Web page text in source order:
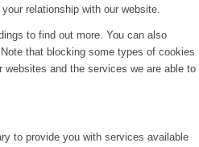
relationship with our website.
to find out more. You can also
that blocking some types of cookies
websites and the services we are able to
to provide you with services available